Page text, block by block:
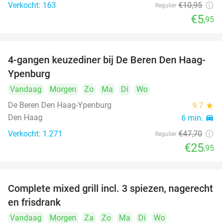
Verkocht: 163 Regulier €10,95
€5,95
46%
4-gangen keuzediner bij De Beren Den Haag-
Ypenburg
Vandaag Morgen Zo Ma Di
Wo
De Beren Den Haag-Ypenburg
9.7 star
Den Haag 6 min. directions_car
Verkocht: 1.271 Regulier €47,70
€25,95
34%
Complete mixed grill incl. 3 spiezen, nagerecht
en frisdrank
Vandaag Morgen Za Zo Ma Di
Wo